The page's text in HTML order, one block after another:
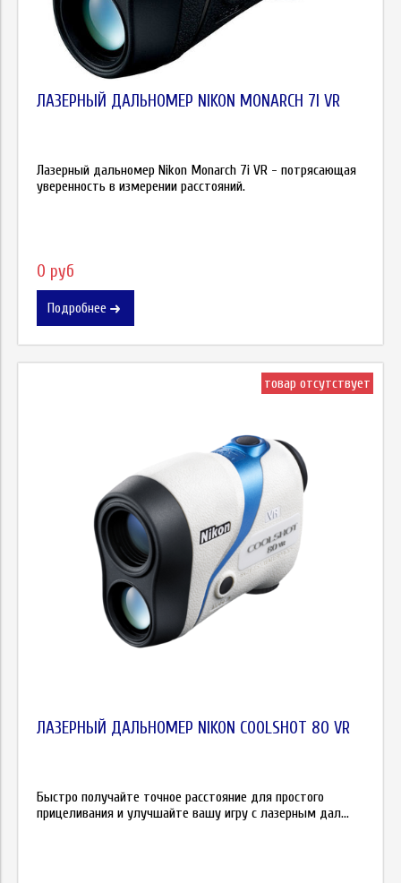
ЛАЗЕРНЫЙ ДАЛЬНОМЕР NIKON MONARCH 7I VR
Лазерный дальномер Nikon Monarch 7i VR - потрясающая
уверенность в измерении расстояний.
0 руб
Подробнее
товар отсутствует
ЛАЗЕРНЫЙ ДАЛЬНОМЕР NIKON COOLSHOT 80 VR
Быстро получайте точное расстояние для простого
прицеливания и улучшайте вашу игру с лазерным дал...